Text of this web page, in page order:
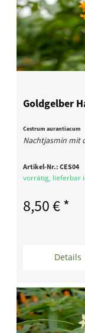
Goldgelber
Cestrum aurantiacum
Nachtjasmin mit
Artikel-Nr.:CES04
vorrätig, lieferbar
8,50 € *
Details